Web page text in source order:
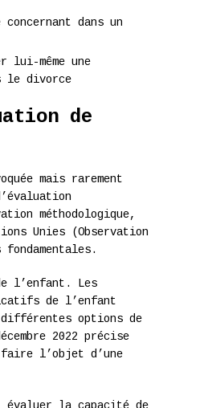
dans un
même une
le divorce
de
mais rarement
méthodologique,
Unies (Observation
l’enfant. Les
de l’enfant
options de
2022 précise
l’objet d’une